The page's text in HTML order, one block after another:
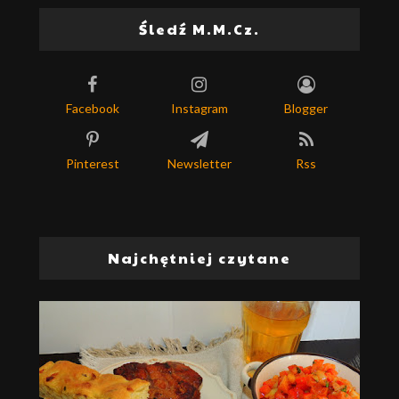
Śledź M.M.Cz.
Facebook Instagram Blogger
Pinterest Newsletter Rss
Najchętniej czytane